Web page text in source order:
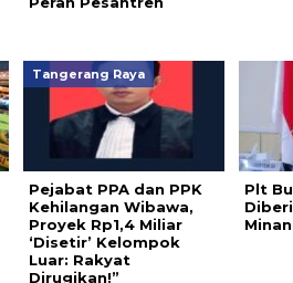
Tangerang Raya
Pejabat PPA dan PPK
Kehilangan Wibawa,
Proyek Rp1,4 Miliar
‘Disetir’ Kelompok
Luar: Rakyat
Dirugikan!”
Plt